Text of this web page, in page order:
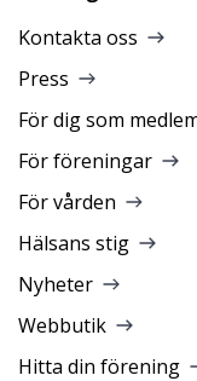
Kontakta oss
Press
För dig som
För föreningar
För vården
Hälsans stig
Nyheter
Webbutik
Hitta din förening